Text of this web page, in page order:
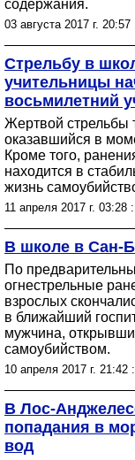
содержания.
03 августа 2017 г. 20:57
Стрельбу в
учительницы
восьмилетний
Жертвой стрельбы
оказавшийся в
Кроме того,
находится в
жизнь
11 апреля 2017 г. 03:28
В школе в Сан-
По
огнестрельные
взрослых
в ближайший
мужчина,
самоубийством.
10 апреля 2017 г. 21:42
В Лос-
попадания в
вод